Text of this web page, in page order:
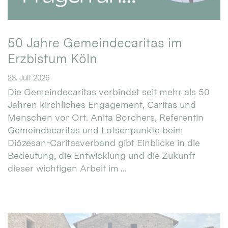
50 Jahre Gemeindecaritas im
Erzbistum Köln
23. Juli 2026
Die Gemeindecaritas verbindet seit mehr als 50
Jahren kirchliches Engagement, Caritas und
Menschen vor Ort. Anita Borchers, Referentin
Gemeindecaritas und Lotsenpunkte beim
Diözesan-Caritasverband gibt Einblicke in die
Bedeutung, die Entwicklung und die Zukunft
dieser wichtigen Arbeit im ...